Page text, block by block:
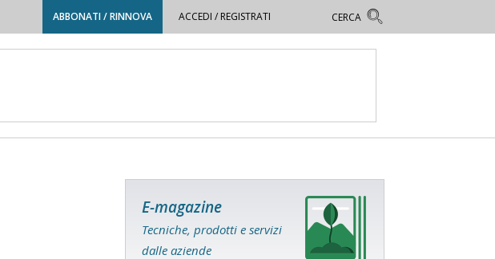
ABBONATI / RINNOVA ACCEDI / REGISTRATI
E-magazine
Tecniche, prodotti e servizi
dalle aziende